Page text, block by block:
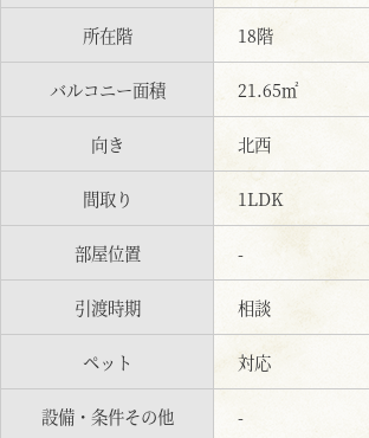
所在階 18階
バルコニー面積 21.65㎡
向き 北西
間取り 1LDK
部屋位置 -
引渡時期 相談
ペット 対応
設備・条件その他 -